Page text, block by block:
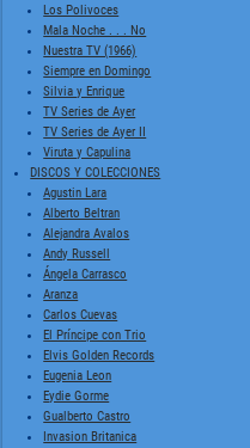
Los Polivoces
Mala Noche . . . No
Nuestra TV (1966)
Siempre en Domingo
Silvia y Enrique
TV Series de Ayer
TV Series de Ayer II
Viruta y Capulina
DISCOS Y COLECCIONES
Agustin Lara
Alberto Beltran
Alejandra Avalos
Andy Russell
Ángela Carrasco
Aranza
Carlos Cuevas
El Príncipe con Trio
Elvis Golden Records
Eugenia Leon
Eydie Gorme
Gualberto Castro
Invasion Britanica